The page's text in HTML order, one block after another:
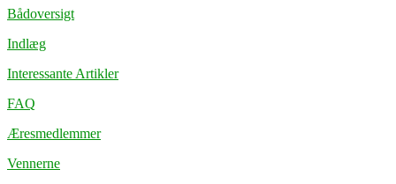
Bådoversigt
Indlæg
Interessante Artikler
FAQ
Æresmedlemmer
Vennerne